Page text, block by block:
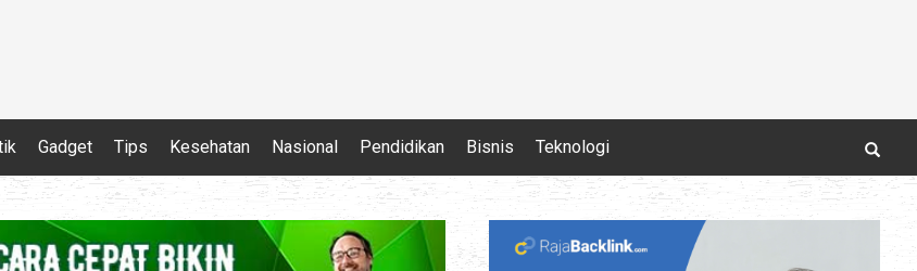
Gadget Tips Kesehatan Nasional Pendidikan Bisnis Teknologi